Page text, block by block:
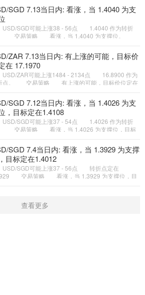
带来继续下跌的趋
SGD 7.13当日内: 看涨，当 1.4040 为支
SGD可能上涨38 - 56点 1.4040 作为转折
交易策略 看涨，当 1.4040 为支撑位。
ZAR 7.13当日内: 有上涨的可能，目标价
在 17.1970
ZAR可能上涨1484 - 2134点 16.8900 作为
点。 交易策略 有上涨的可能，目标价位定在
ZAR 目标方向定在 1
SGD 7.12当日内: 看涨，当 1.4026 为支
，目标定在1.4108
SGD可能上涨37 - 54点 1.4026 作为转折
交易策略 看涨，当 1.4026 为支撑位，目标
续下跌的趋势，目
SGD 7.4当日内: 看涨，当 1.3929 为支撑
目标定在1.4012
SGD可能上涨37 - 56点 转折点定在
交易策略 看涨，当 1.3929 为支撑位，目
查看更多